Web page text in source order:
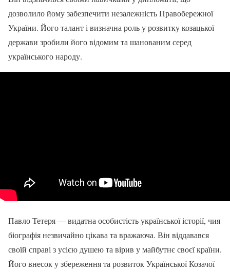
дозволило йому забезпечити незалежність Правобережної
України. Його талант і визначна роль у розвитку козацької
держави зробили його відомим та шанованим серед
українського народу.
Павло Тетеря — видатна особистість української історії, чия
біографія незвичайно цікава та вражаюча. Він віддавався
своїй справі з усією душею та вірив у майбутнє своєї країни.
Його внесок у збереження та розвиток Української Козачої